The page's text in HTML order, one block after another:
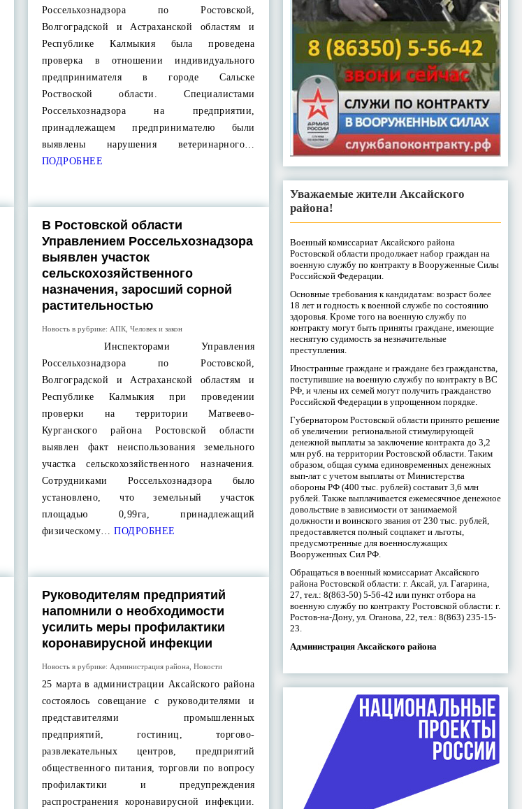
Россельхознадзора по Ростовской,
Волгоградской и Астраханской областям и
Республике Калмыкия была проведена
проверка в отношении индивидуального
предпринимателя в городе Сальске
Роствоской области. Специалистами
Россельхознадзора на предприятии,
принадлежащем предпринимателю были
выявлены нарушения ветеринарного…
ПОДРОБНЕЕ
В Ростовской области
Управлением Россельхознадзора
выявлен участок
сельскохозяйственного
назначения, заросший сорной
растительностью
Новость в рубрике: АПК, Человек и закон
Инспекторами Управления
Россельхознадзора по Ростовской,
Волгоградской и Астраханской областям и
Республике Калмыкия при проведении
проверки на территории Матвеево-
Курганского района Ростовской области
выявлен факт неиспользования земельного
участка сельскохозяйственного назначения.
Сотрудниками Россельхознадзора было
установлено, что земельный участок
площадью 0,99га, принадлежащий
физическому… ПОДРОБНЕЕ
Руководителям предприятий
напомнили о необходимости
усилить меры профилактики
коронавирусной инфекции
Новость в рубрике: Администрация района Новости
25 марта в администрации Аксайского района
состоялось совещание с руководителями и
представителями промышленных
предприятий, гостиниц, торгово-
развлекательных центров, предприятий
общественного питания, торговли по вопросу
профилактики и предупреждения
распространения коронавирусной инфекции.
Уважаемые жители Аксайского
района!
Военный комиссариат Аксайского района
Ростовской области продолжает набор граждан на
военную службу по контракту в Вооруженные Силы
Российской Федерации.
Основные требования к кандидатам: возраст более
18 лет и годность к военной службе по состоянию
здоровья. Кроме того на военную службу по
контракту могут быть приняты граждане, имеющие
неснятую судимость за незначительные
преступления.
Иностранные граждане и граждане без гражданства,
поступившие на военную службу по контракту в ВС
РФ, и члены их семей могут получить гражданство
Российской Федерации в упрощенном порядке.
Губернатором Ростовской области принято решение
об увеличении региональной стимулирующей
денежной выплаты за заключение контракта до 3,2
млн руб. на территории Ростовской области. Таким
образом, общая сумма единовременных денежных
вып-лат с учетом выплаты от Министерства
обороны РФ (400 тыс. рублей) составит 3,6 млн
рублей. Также выплачивается ежемесячное денежное
довольствие в зависимости от занимаемой
должности и воинского звания от 230 тыс. рублей,
предоставляется полный соцпакет и льготы,
предусмотренные для военнослужащих
Вооруженных Сил РФ.
Обращаться в военный комиссариат Аксайского
района Ростовской области: г. Аксай, ул. Гагарина,
27, тел.: 8(863-50) 5-56-42 или пункт отбора на
военную службу по контракту Ростовской области: г.
Ростов-на-Дону, ул. Оганова, 22, тел.: 8(863) 235-15-
23.
Администрация Аксайского района